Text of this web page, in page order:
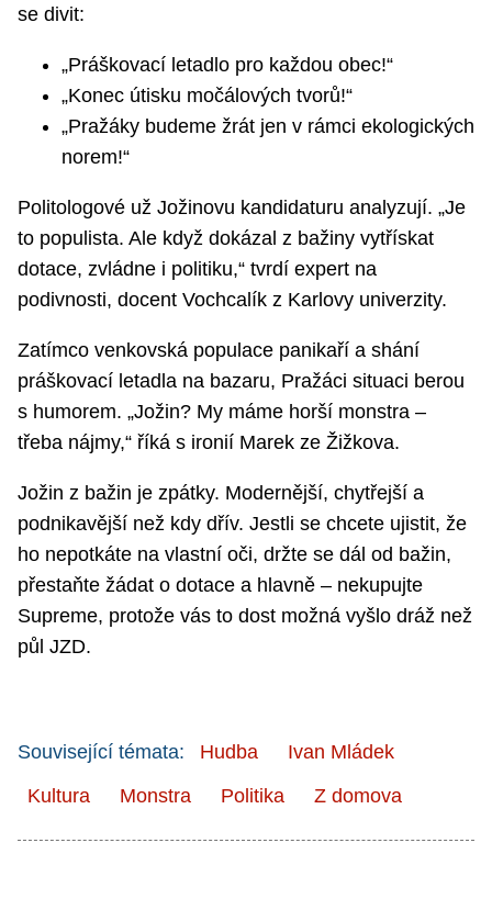
se divit:
„Práškovací letadlo pro každou obec!“
„Konec útisku močálových tvorů!“
„Pražáky budeme žrát jen v rámci ekologických
norem!“
Politologové už Jožinovu kandidaturu analyzují. „Je
to populista. Ale když dokázal z bažiny vytřískat
dotace, zvládne i politiku,“ tvrdí expert na
podivnosti, docent Vochcalík z Karlovy univerzity.
Zatímco venkovská populace panikaří a shání
práškovací letadla na bazaru, Pražáci situaci berou
s humorem. „Jožin? My máme horší monstra –
třeba nájmy,“ říká s ironií Marek ze Žižkova.
Jožin z bažin je zpátky. Modernější, chytřejší a
podnikavější než kdy dřív. Jestli se chcete ujistit, že
ho nepotkáte na vlastní oči, držte se dál od bažin,
přestaňte žádat o dotace a hlavně – nekupujte
Supreme, protože vás to dost možná vyšlo dráž než
půl JZD.
Související témata: Hudba
Ivan Mládek
Kultura
Monstra Politika Z domova